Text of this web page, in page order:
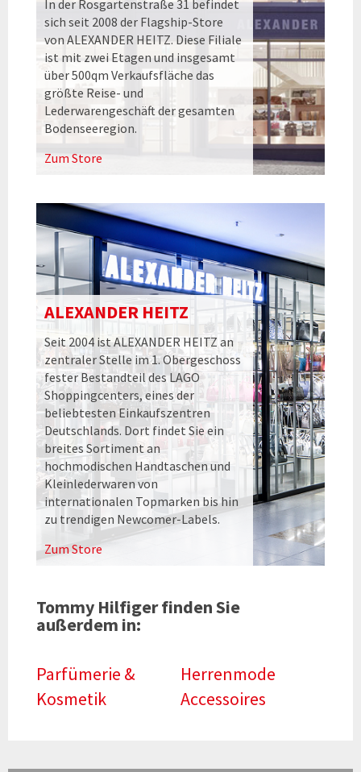
In der Rosgartenstraße 31 befindet
sich seit 2008 der Flagship-Store
von ALEXANDER HEITZ. Diese Filiale
ist mit zwei Etagen und insgesamt
über 500qm Verkaufsfläche das
größte Reise- und
Lederwarengeschäft der gesamten
Bodenseeregion.
Zum Store
ALEXANDER HEITZ
Seit 2004 ist ALEXANDER HEITZ an
zentraler Stelle im 1. Obergeschoss
fester Bestandteil des LAGO
Shoppingcenters, eines der
beliebtesten Einkaufszentren
Deutschlands. Dort findet Sie ein
breites Sortiment an
hochmodischen Handtaschen und
Kleinlederwaren von
internationalen Topmarken bis hin
zu trendigen Newcomer-Labels.
Zum Store
Tommy Hilfiger finden Sie
außerdem in:
Parfümerie &
Kosmetik
Herrenmode
Accessoires